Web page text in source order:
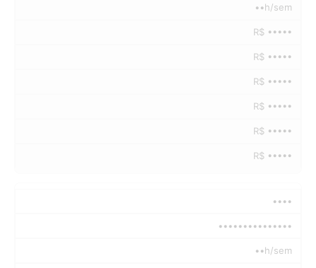
••h/sem
R$ •••••
R$ •••••
R$ •••••
R$ •••••
R$ •••••
R$ •••••
••••
•••••••••••••••
••h/sem